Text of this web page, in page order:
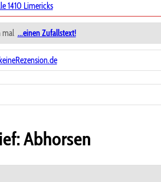
1410 Limericks
mal ...einen Zufallstext!
Abhorsen